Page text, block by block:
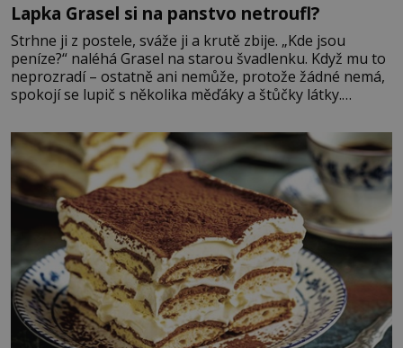
Lapka Grasel si na panstvo netroufl?
Strhne ji z postele, sváže ji a krutě zbije. „Kde jsou
peníze?“ naléhá Grasel na starou švadlenku. Když mu to
neprozradí – ostatně ani nemůže, protože žádné nemá,
spokojí se lupič s několika měďáky a štůčky látky.
krutý. Jeho činy budí hrůzu ještě dlouho po jeho smrti